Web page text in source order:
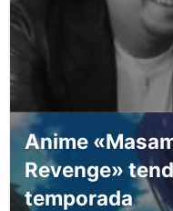
Anime
Revenge»
temporada